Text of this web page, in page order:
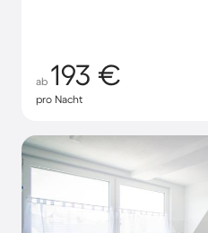
ab 193 €
pro Nacht